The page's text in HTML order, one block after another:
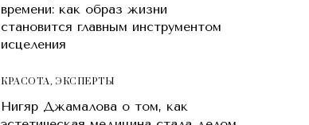
времени: как образ жизни
становится главным инструментом
исцеления
КРАСОТA, ЭКСПЕРТЫ
Нигяр Джамалова о том, как